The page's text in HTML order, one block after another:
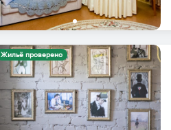
Жильё проверено